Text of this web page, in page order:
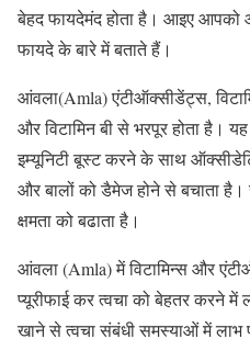
बेहद फायदेमंद होता है। आइए
फायदे के बारे में बताते हैं।
आंवला(Amla) एंटीऑक्सीडेंट्स,
और विटामिन बी से भरपूर होता है।
इम्यूनिटी बूस्ट करने के साथ
और बालों को डैमेज होने से बचाता है।
क्षमता को बढाता है।
आंवला (Amla) में विटामिन्स और
प्यूरीफाई कर त्वचा को बेहतर करने
खाने से त्वचा संबंधी समस्याओं में लाभ